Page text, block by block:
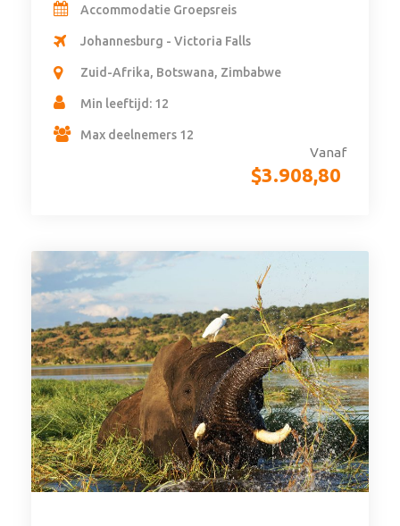
Vanaf
$3.908,80
Accommodatie Groepsreis
Johannesburg - Victoria Falls
Zuid-Afrika, Botswana, Zimbabwe
Min leeftijd: 12
Max deelnemers 12